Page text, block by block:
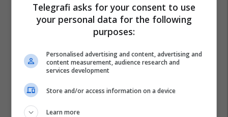
Telegrafi asks for your consent to use
your personal data for the following
purposes:
Personalised advertising and content, advertising and
content measurement, audience research and
services development
Store and/or access information on a device
Learn more